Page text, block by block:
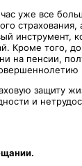
уже все
инструмент,
Кроме того,
на пенсии,
защиту
и